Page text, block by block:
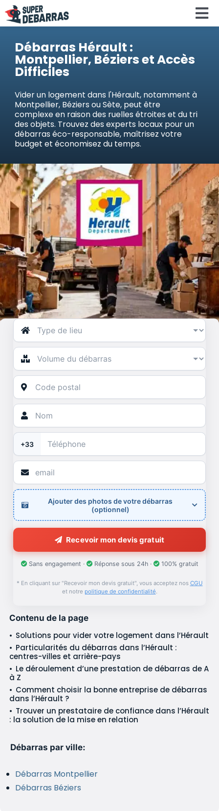
Skip
to
Régions
Search
for:
Débarras Hérault :
Montpellier, Béziers et Accès
Difficiles
Vider un logement dans l'Hérault, notamment à
Montpellier, Béziers ou Sète, peut être
complexe en raison des ruelles étroites et du tri
des objets. Trouvez des experts locaux pour un
débarras éco-responsable, maîtrisez votre
budget et économisez du temps.
+33
Ajouter des photos de votre débarras
(optionnel)
Recevoir mon devis gratuit
Sans engagement · Réponse sous 24h · 100% gratuit
* En cliquant sur "Recevoir mon devis gratuit", vous acceptez nos CGU
et notre politique de confidentialité.
Contenu de la page
Solutions pour vider votre logement dans l’Hérault
Particularités du débarras dans l’Hérault :
centres-villes et arrière-pays
Le déroulement d’une prestation de débarras de A
à Z
Comment choisir la bonne entreprise de débarras
dans l’Hérault ?
Trouver un prestataire de confiance dans l’Hérault
: la solution de la mise en relation
Débarras par ville:
Débarras Montpellier
Débarras Béziers